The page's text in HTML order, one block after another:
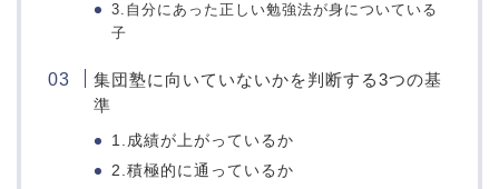
3.自分にあった正しい勉強法が身についている
子
集団塾に向いていないかを判断する3つの基
準
1.成績が上がっているか
2.積極的に通っているか